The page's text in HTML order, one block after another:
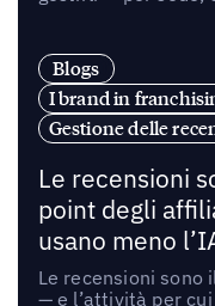
Blogs
I brand in
Gestione delle
Le recensioni
point degli
usano meno
Le recensioni sono
— e l’attività per